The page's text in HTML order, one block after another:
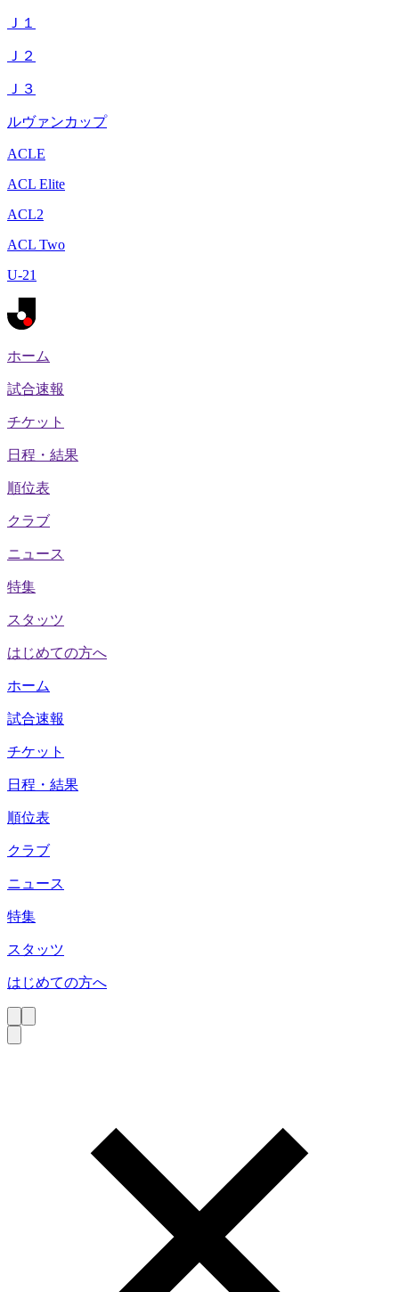
Ｊ１
Ｊ２
Ｊ３
ルヴァンカップ
ACLE
ACL Elite
ACL2
ACL Two
U-21
ホーム
試合速報
チケット
日程・結果
順位表
クラブ
ニュース
特集
スタッツ
はじめての方へ
ホーム
試合速報
チケット
日程・結果
順位表
クラブ
ニュース
特集
スタッツ
はじめての方へ